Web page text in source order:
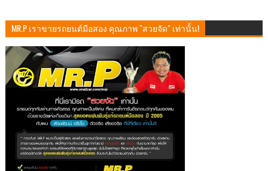
MR.P เราขายรถยนต์มือสอง คุณภาพ "สวยจัด" เท่านั้น!